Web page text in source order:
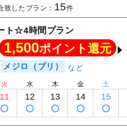
致したプラン： 15件
ト☆4時間プラン
1,500ポイント還元
メジロ（ブリ）
火
11
水
12
木
13
金
14
土
15